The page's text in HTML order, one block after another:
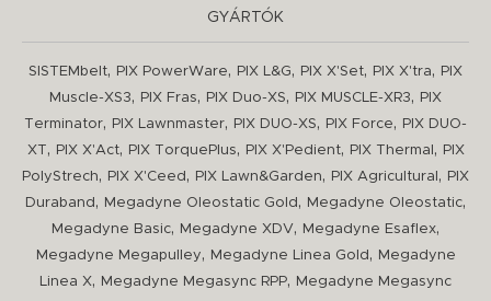
GYÁRTÓK
SISTEMbelt, PIX PowerWare, PIX L&G, PIX X'Set, PIX X'tra,
PIX
Muscle-XS3, PIX Fras, PIX Duo-XS, PIX MUSCLE-XR3,
PIX
Terminator, PIX Lawnmaster, PIX DUO-XS, PIX Force,
PIX DUO-
XT, PIX X'Act, PIX TorquePlus, PIX X'Pedient, PIX Thermal ,
PIX
PolyStrech, PIX X'Ceed , PIX Lawn&Garden, PIX Agricultural ,
PIX
Duraband , Megadyne Oleostatic Gold , Megadyne Oleostatic,
Megadyne Basic, Megadyne XDV, Megadyne Esaflex,
Megadyne Megapulley, Megadyne Linea Gold ,
Megadyne
Linea X, Megadyne Megasync RPP,
Megadyne Megasync